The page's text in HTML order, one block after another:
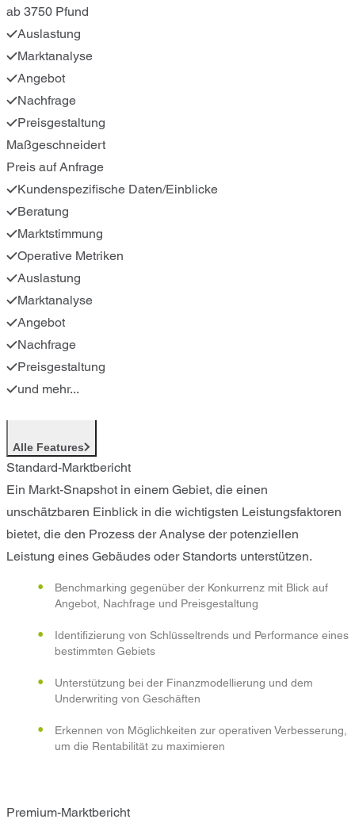
ab 3750 Pfund
Auslastung
Marktanalyse
Angebot
Nachfrage
Preisgestaltung
Maßgeschneidert
Preis auf Anfrage
Kundenspezifische Daten/Einblicke
Beratung
Marktstimmung
Operative Metriken
Auslastung
Marktanalyse
Angebot
Nachfrage
Preisgestaltung
und mehr...
Alle Features
Standard-Marktbericht
Ein Markt-Snapshot in einem Gebiet, die einen
unschätzbaren Einblick in die wichtigsten Leistungsfaktoren
bietet, die den Prozess der Analyse der potenziellen
Leistung eines Gebäudes oder Standorts unterstützen.
Benchmarking gegenüber der Konkurrenz mit Blick auf
Angebot, Nachfrage und Preisgestaltung
Identifizierung von Schlüsseltrends und Performance eines
bestimmten Gebiets
Unterstützung bei der Finanzmodellierung und dem
Underwriting von Geschäften
Erkennen von Möglichkeiten zur operativen Verbesserung,
um die Rentabilität zu maximieren
Premium-Marktbericht